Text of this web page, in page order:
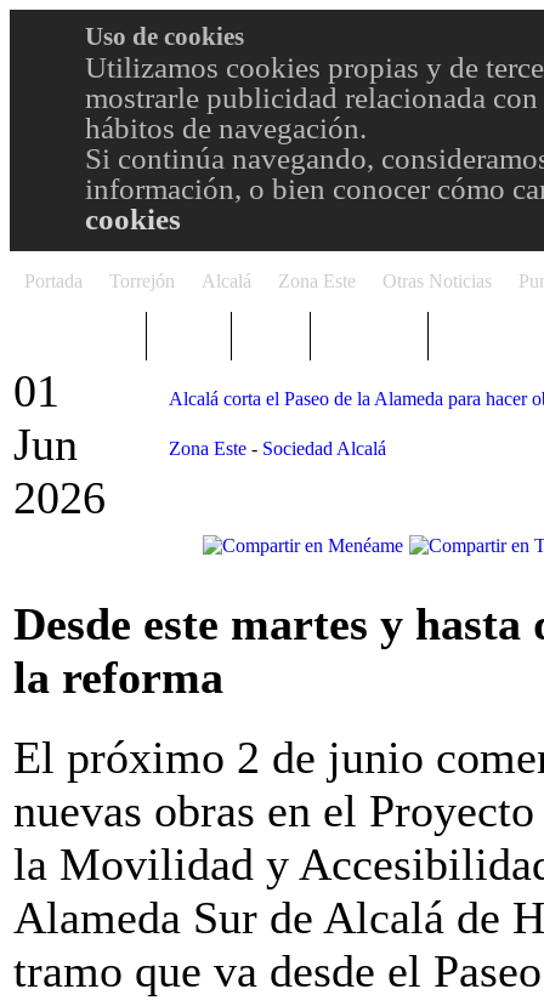
Uso de cookies
Utilizamos cookies propias y de
mostrarle publicidad relacionada
hábitos de navegación.
Si continúa navegando,
información, o bien conocer cómo
cookies
Portada Torrejón Alcalá Zona Este Otras Noticias
01
Jun
2026
Alcalá corta el Paseo de la Alameda para hacer
Zona Este - Sociedad Alcalá
Desde este martes y
la reforma
El próximo 2 de junio
nuevas obras en el
la Movilidad y
Alameda Sur de Alcalá de
tramo que va desde el